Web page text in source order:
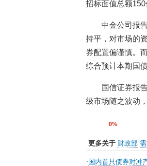
招标面值总额
中金公司报
持平，对市场的
券配置偏谨慎。
综合预计本期国
国信证券报
级市场随之波动
0%
更多关于 财政部
·国内首只债券对冲